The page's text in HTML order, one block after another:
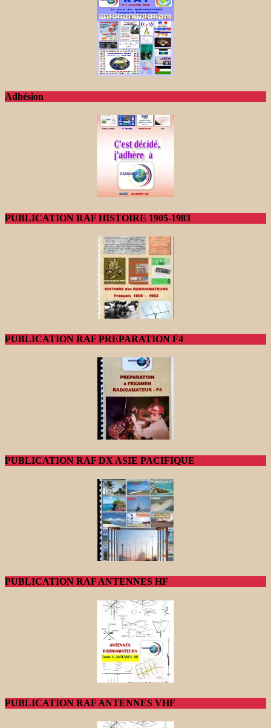
Adhésion
PUBLICATION RAF HISTOIRE 1905-1983
PUBLICATION RAF PREPARATION F4
PUBLICATION RAF DX ASIE PACIFIQUE
PUBLICATION RAF ANTENNES HF
PUBLICATION RAF ANTENNES VHF